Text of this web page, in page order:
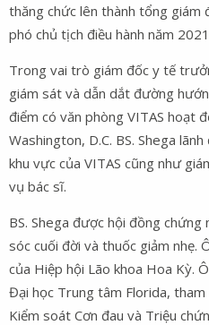
thăng chức lên thành tổng giám
phó chủ tịch điều hành năm
Trong vai trò giám đốc y tế
giám sát và dẫn dắt đường
điểm có văn phòng VITAS hoạt
Washington, D.C. BS. Shega
khu vực của VITAS cũng như
vụ bác sĩ.
BS. Shega được hội đồng chứng
sóc cuối đời và thuốc giảm nhẹ.
của Hiệp hội Lão khoa Hoa Kỳ.
Đại học Trung tâm Florida,
Kiểm soát Cơn đau và Triệu